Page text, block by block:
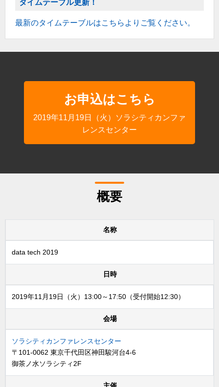
タイムテーブル更新！
最新のタイムテーブルはこちらよりご覧ください。
お申込はこちら
2019年11月19日（火）ソラシティカンファ
レンスセンター
概要
名称
data tech 2019
日時
2019年11月19日（火）13:00～17:50（受付開始12:30）
会場
ソラシティカンファレンスセンター
〒101-0062 東京千代田区神田駿河台4-6
御茶ノ水ソラシティ2F